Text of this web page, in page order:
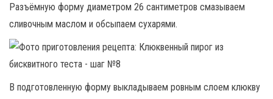
Разъёмную форму диаметром 26 сантиметров смазываем
сливочным маслом и обсыпаем сухарями.
В подготовленную форму выкладываем ровным слоем клюкву